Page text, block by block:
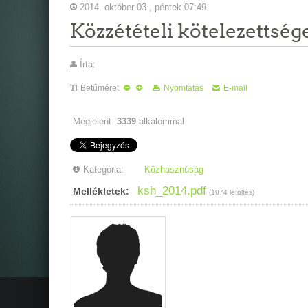
2014. október 03., péntek 07:49
Közzétételi
Írta:
Betűméret Nyomtatás E-mail
Megjelent: 3339 alkalommal
Kategória: Közhasznúság
Mellékletek: ksh_2014.pdf (1074 letöltés)